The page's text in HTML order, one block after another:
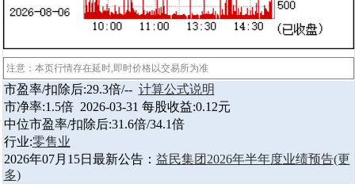
注意：本页行情存在延时,即时价格以交易所为准
市盈率/扣除后:29.3倍/-- 计算公式说明
市净率:1.5倍 2026-03-31 每股收益:0.12元
中位市盈率/扣除后:31.6倍/34.1倍
行业:零售业
2026年07月15日最新公告： 益民集团2026年半年度业绩预告(更
多)